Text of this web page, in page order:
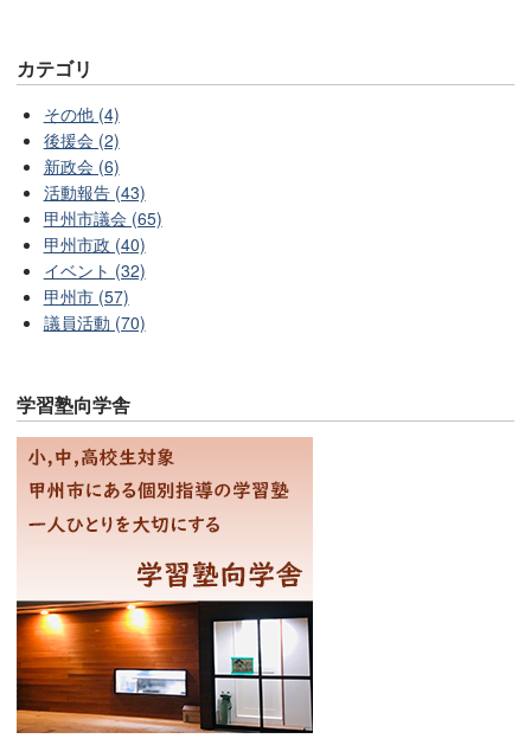
カテゴリ
その他 (4)
後援会 (2)
新政会 (6)
活動報告 (43)
甲州市議会 (65)
甲州市政 (40)
イベント (32)
甲州市 (57)
議員活動 (70)
学習塾向学舎